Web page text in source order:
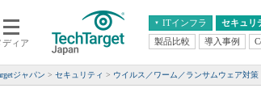
ディア
ITインフラ
ラウド
セキュリ
エンタープライズAI
ERP
製品比較 導入事例
ジャパン セキュリティ ウイルス／ワーム／ランサムウェア対策